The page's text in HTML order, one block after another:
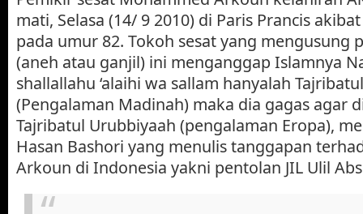
mati, Selasa (14/ 9 2010) di Paris Prancis
pada umur 82. Tokoh sesat yang mengusung
(aneh atau ganjil) ini menganggap Islamnya
shallallahu ‘alaihi wa sallam hanyalah
(Pengalaman Madinah) maka dia gagas agar
Tajribatul Urubbiyaah (pengalaman Eropa),
Hasan Bashori yang menulis tanggapan
Arkoun di Indonesia yakni pentolan JIL Ulil